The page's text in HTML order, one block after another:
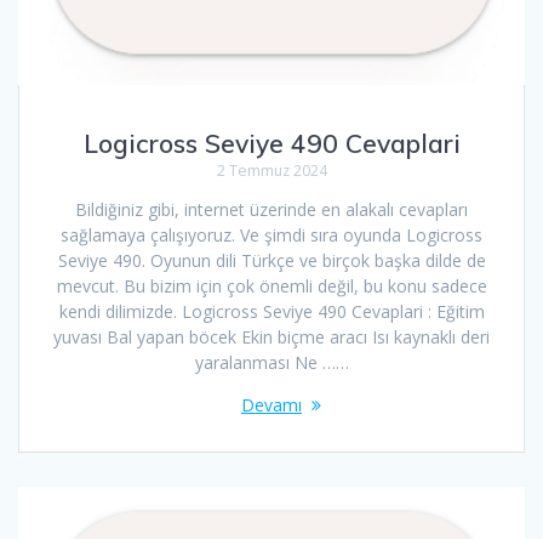
Logicross Seviye 490 Cevaplari
2 Temmuz 2024
Bildiğiniz gibi, internet üzerinde en alakalı cevapları
sağlamaya çalışıyoruz. Ve şimdi sıra oyunda Logicross
Seviye 490. Oyunun dili Türkçe ve birçok başka dilde de
mevcut. Bu bizim için çok önemli değil, bu konu sadece
kendi dilimizde. Logicross Seviye 490 Cevaplari : Eğitim
yuvası Bal yapan böcek Ekin biçme aracı Isı kaynaklı deri
yaralanması Ne ……
Devamı